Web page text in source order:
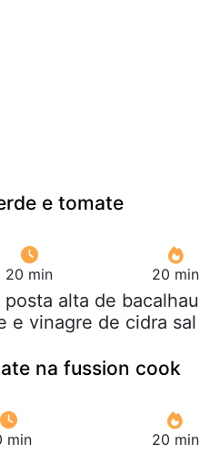
e tomate
20 min 20 min
alta de bacalhau
e vinagre de cidra sal
na fussion cook
min 20 min